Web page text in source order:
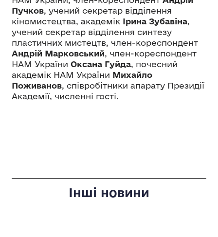
Пучков, учений секретар відділення
кіномистецтва, академік Ірина Зубавіна,
учений секретар відділення синтезу
пластичних мистецтв, член-кореспондент
Андрій Марковський, член-кореспондент
НАМ України Оксана Гуйда, почесний
академік НАМ України Михайло
Поживанов, співробітники апарату Президії
Академії, численні гості.
Інші новини